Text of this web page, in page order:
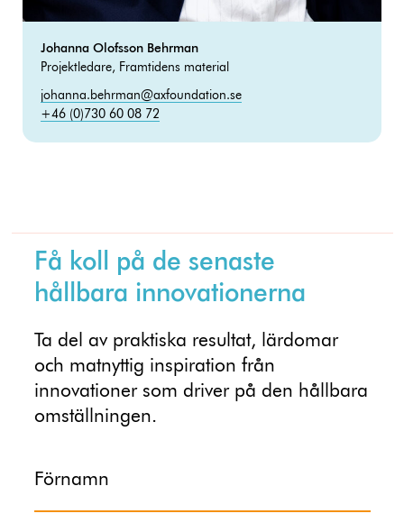
Johanna Olofsson Behrman
Projektledare, Framtidens material
johanna.behrman@axfoundation.se
+46 (0)730 60 08 72
Få koll på de senaste
hållbara innovationerna
Ta del av praktiska resultat, lärdomar
och matnyttig inspiration från
innovationer som driver på den hållbara
omställningen.
Förnamn